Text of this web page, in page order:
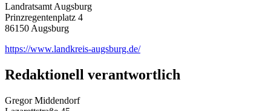
Landratsamt Augsburg
Prinzregentenplatz 4
86150 Augsburg
https://www.landkreis-augsburg.de/
Redaktionell verantwortlich
Gregor Middendorf